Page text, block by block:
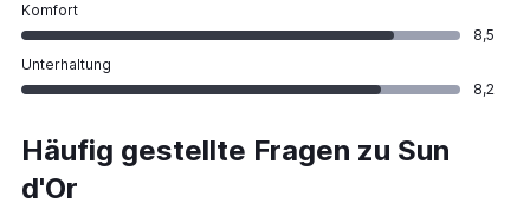
Komfort
8,5
Unterhaltung
8,2
Häufig gestellte Fragen zu Sun
d'Or